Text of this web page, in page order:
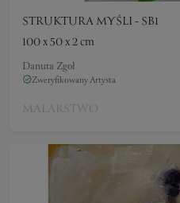
STRUKTURA MYŚLI - SB1
100 x 50 x 2 cm
Danuta Zgoł
Zweryfikowany Artysta
MALARSTWO